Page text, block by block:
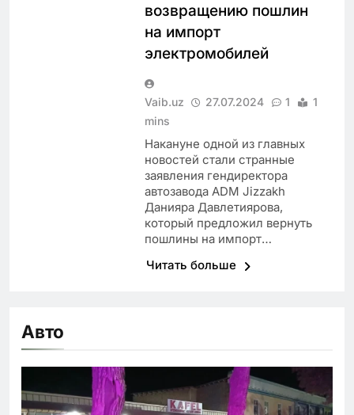
возвращению пошлин
на импорт
электромобилей
Vaib.uz 27.07.2024 1
1
mins
Накануне одной из главных
новостей стали странные
заявления гендиректора
автозавода ADM Jizzakh
Данияра Давлетиярова,
который предложил вернуть
пошлины на импорт…
Читать больше
Авто